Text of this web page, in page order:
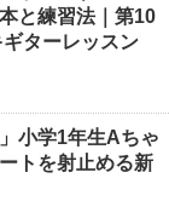
と練習法｜第10
ターレッスン
小学1年生Aちゃ
トを射止める新